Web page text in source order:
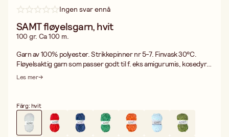
Finn inspirasjon
Ingen svar ennå
SAMT fløyelsgarn, hvit
100 gr. Ca 100 m.
Garn av 100% polyester. Strikkepinner nr 5-7. Finvask 30°C.
Fløyelsaktig garn som passer godt til f. eks amigurumis, kosedyr,
puter, skjerf, luer osv.Til en lue går det med ca 70-100 gram garn.
Les mer
Färg: hvit